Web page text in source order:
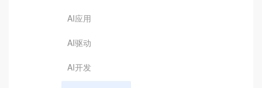
AI应用
AI驱动
AI开发